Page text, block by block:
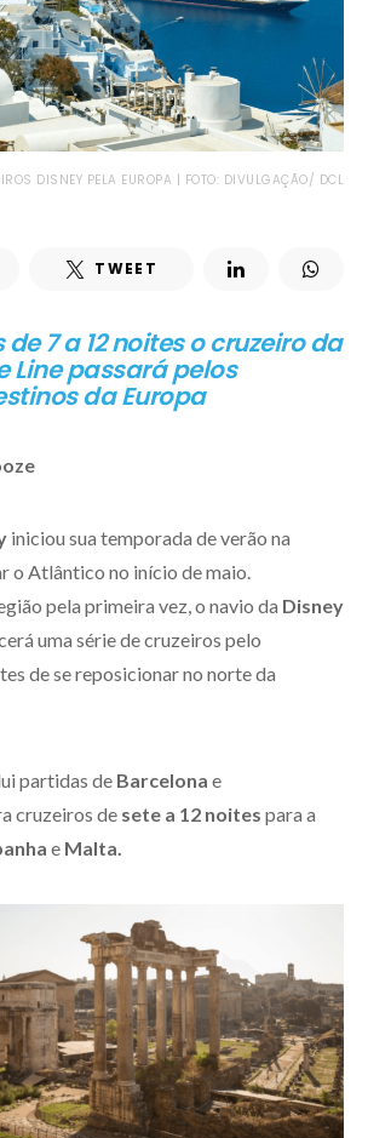
DISNEY PELA EUROPA | FOTO: DIVULGAÇÃO/ DCL
TWEET
7 a 12 noites o cruzeiro da
Line passará pelos
da Europa
iniciou sua temporada de verão na
o Atlântico no início de maio.
pela primeira vez, o navio da Disney
uma série de cruzeiros pelo
de se reposicionar no norte da
partidas de Barcelona e
cruzeiros de sete a 12 noites para a
e Malta.